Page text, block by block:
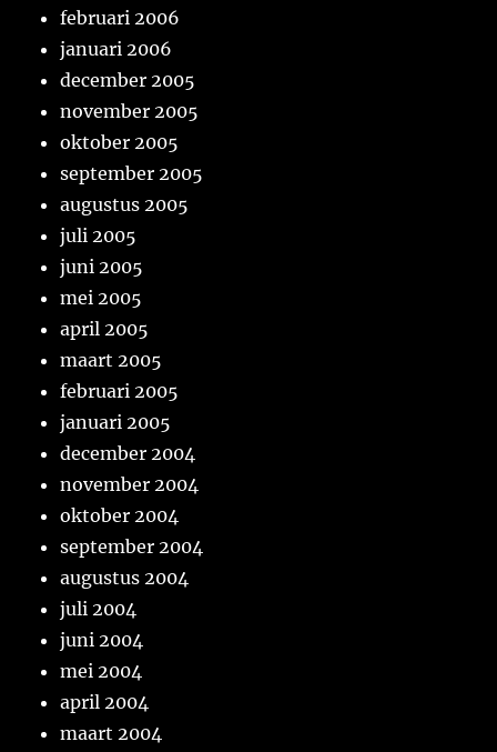
februari 2006
januari 2006
december 2005
november 2005
oktober 2005
september 2005
augustus 2005
juli 2005
juni 2005
mei 2005
april 2005
maart 2005
februari 2005
januari 2005
december 2004
november 2004
oktober 2004
september 2004
augustus 2004
juli 2004
juni 2004
mei 2004
april 2004
maart 2004